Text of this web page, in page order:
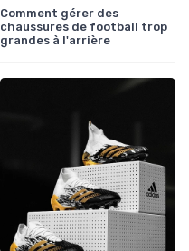
Comment gérer des
chaussures de football trop
grandes à l'arrière